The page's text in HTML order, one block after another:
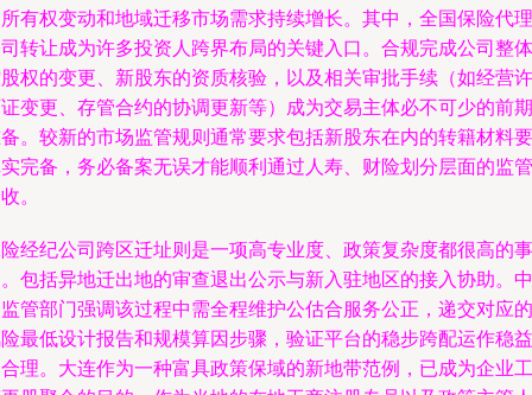
有权变动和地域迁移市场需求持续增长。其中，全国保险代理
转让成为许多投资人跨界布局的关键入口。合规完成公司整体
权的变更、新股东的资质核验，以及相关审批手续（如经营许
变更、存管合约的协调更新等）成为交易主体必不可少的前期
。较新的市场监管规则通常要求包括新股东在内的转籍材料要
完备，务必备案无误才能顺利通过人寿、财险划分层面的监管
。
经纪公司跨区迁址则是一项高专业度、政策复杂度都很高的事
包括异地迁出地的审查退出公示与新入驻地区的接入协助。中
管部门强调该过程中需全程维护公估合服务公正，递交对应的
最低设计报告和规模算因步骤，验证平台的稳步跨配运作稳益
理。大连作为一种富具政策保域的新地带范例，已成为企业工